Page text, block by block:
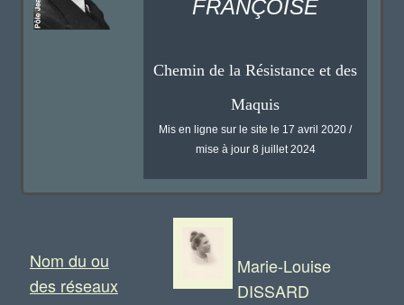
FRANÇOISE
Chemin de la Résistance et des
Maquis
Mis en ligne sur le site le 17 avril 2020 /
mise à jour 8 juillet 2024
Nom du ou
des réseaux
Marie-Louise
DISSARD